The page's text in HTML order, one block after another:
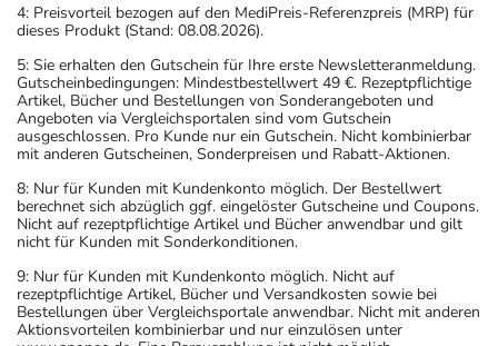
4: Preisvorteil bezogen auf den MediPreis-Referenzpreis (MRP) für
dieses Produkt (Stand: 08.08.2026).
5: Sie erhalten den Gutschein für Ihre erste Newsletteranmeldung.
Gutscheinbedingungen: Mindestbestellwert 49 €. Rezeptpflichtige
Artikel, Bücher und Bestellungen von Sonderangeboten und
Angeboten via Vergleichsportalen sind vom Gutschein
ausgeschlossen. Pro Kunde nur ein Gutschein. Nicht kombinierbar
mit anderen Gutscheinen, Sonderpreisen und Rabatt-Aktionen.
8: Nur für Kunden mit Kundenkonto möglich. Der Bestellwert
berechnet sich abzüglich ggf. eingelöster Gutscheine und Coupons.
Nicht auf rezeptpflichtige Artikel und Bücher anwendbar und gilt
nicht für Kunden mit Sonderkonditionen.
9: Nur für Kunden mit Kundenkonto möglich. Nicht auf
rezeptpflichtige Artikel, Bücher und Versandkosten sowie bei
Bestellungen über Vergleichsportale anwendbar. Nicht mit anderen
Aktionsvorteilen kombinierbar und nur einzulösen unter